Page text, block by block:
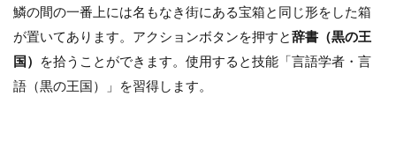
鱗の間の一番上には名もなき街にある宝箱と同じ形をした箱
が置いてあります。アクションボタンを押すと辞書（黒の王
国）
を拾うことができます。使用すると技能「言語学者・言
語（黒の王国）」を習得します。